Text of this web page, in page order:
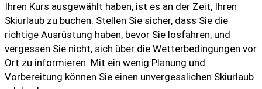
Ihren Kurs ausgewählt haben, ist es an der Zeit, Ihren
Skiurlaub zu buchen. Stellen Sie sicher, dass Sie die
richtige Ausrüstung haben, bevor Sie losfahren, und
vergessen Sie nicht, sich über die Wetterbedingungen vor
Ort zu informieren. Mit ein wenig Planung und
Vorbereitung können Sie einen unvergesslichen Skiurlaub